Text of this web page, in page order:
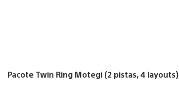
Pacote Twin Ring Motegi (2 pistas, 4 layouts)